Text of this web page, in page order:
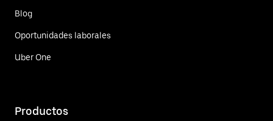
Blog
Oportunidades laborales
Uber One
Productos